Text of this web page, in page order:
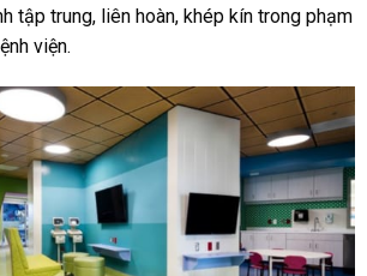
tập trung, liên hoàn, khép kín trong phạm
viện.